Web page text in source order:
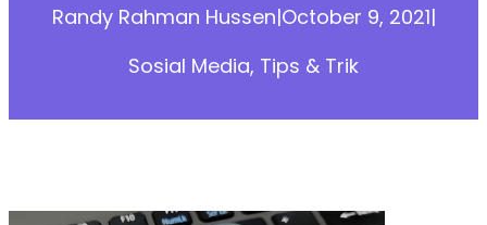
Randy Rahman Hussen|October 9, 2021|
Sosial Media, Tips & Trik